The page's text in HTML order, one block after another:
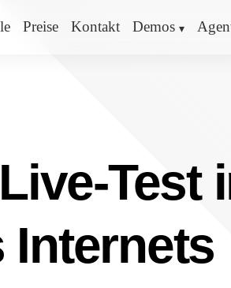
Preise Kontakt Demos
Test
Internets